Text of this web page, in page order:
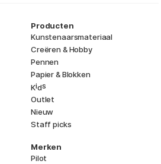
Producten
Kunstenaarsmateriaal
Creëren & Hobby
Pennen
Papier & Blokken
Kids
Outlet
Nieuw
Staff picks
Merken
Pilot